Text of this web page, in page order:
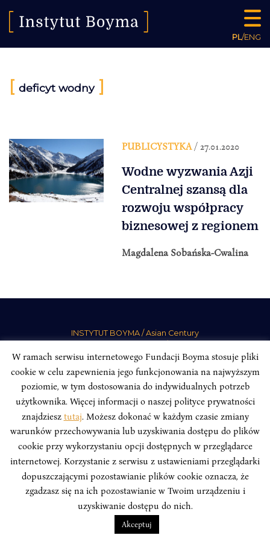
PL/ENG
[ deficyt wodny]
PUBLICYSTYKA/ 27.01.2020
Wodne wyzwania Azji
Centralnej szansą dla
rozwoju współpracy
biznesowej z regionem
Magdalena Sobańska-Cwalina
INSTYTUT BOYMA / Asian Century
Odwiedź nas w mediach społecznościowych:
INSTYTUT BOYMA. WSZELKIE PRAWA ZASTRZEŻONE.
Polityka
Prywatności Serwisu Polityka Prywatności Fundacji
design Beata Świerczyńska , development Alan Głodek
W ramach serwisu internetowego Fundacji Boyma stosuje pliki
cookie w celu zapewnienia jego funkcjonowania na najwyższym
poziomie, w tym dostosowania do indywidualnych potrzeb
użytkownika. Więcej informacji o naszej polityce prywatności
znajdziesz tutaj. Możesz dokonać w każdym czasie zmiany
warunków przechowywania lub uzyskiwania dostępu do plików
cookie przy wykorzystaniu opcji dostępnych w przeglądarce
internetowej. Korzystanie z serwisu z ustawieniami przeglądarki
dopuszczającymi pozostawianie plików cookie oznacza, że
zgadzasz się na ich pozostawianie w Twoim urządzeniu i
uzyskiwanie dostępu do nich.
Akceptuj